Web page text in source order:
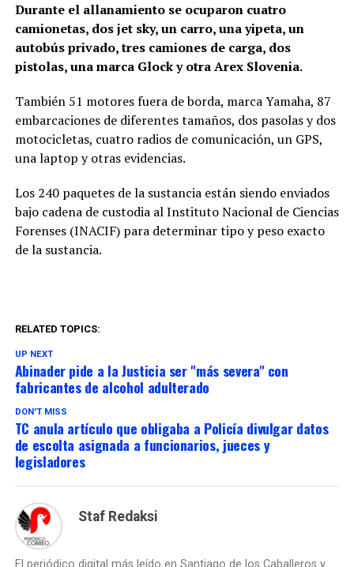
Durante el allanamiento se ocuparon cuatro
camionetas, dos jet sky, un carro, una yipeta, un
autobús privado, tres camiones de carga, dos
pistolas, una marca Glock y otra Arex Slovenia.
También 51 motores fuera de borda, marca Yamaha, 87
embarcaciones de diferentes tamaños, dos pasolas y dos
motocicletas, cuatro radios de comunicación, un GPS,
una laptop y otras evidencias.
Los 240 paquetes de la sustancia están siendo enviados
bajo cadena de custodia al Instituto Nacional de Ciencias
Forenses (INACIF) para determinar tipo y peso exacto
de la sustancia.
RELATED TOPICS:
UP NEXT
Abinader pide a la Justicia ser "más severa" con
fabricantes de alcohol adulterado
DON'T MISS
TC anula artículo que obligaba a Policía divulgar datos
de escolta asignada a funcionarios, jueces y
legisladores
Staf Redaksi
El periódico digital más leído en Santiago de los Caballeros y